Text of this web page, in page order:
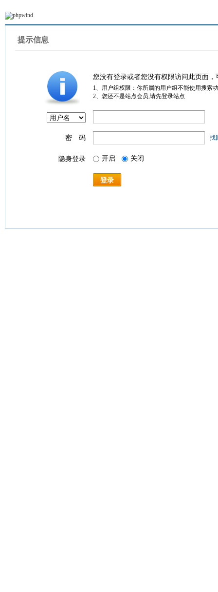
提示信息
您没有登录或者您没有权限访问此页面
1、用户组权限：你所属的用户组不能使用搜索
2、您还不是站点会员,请先登录站点
密 码 找
隐身登录 开启 关闭
登录